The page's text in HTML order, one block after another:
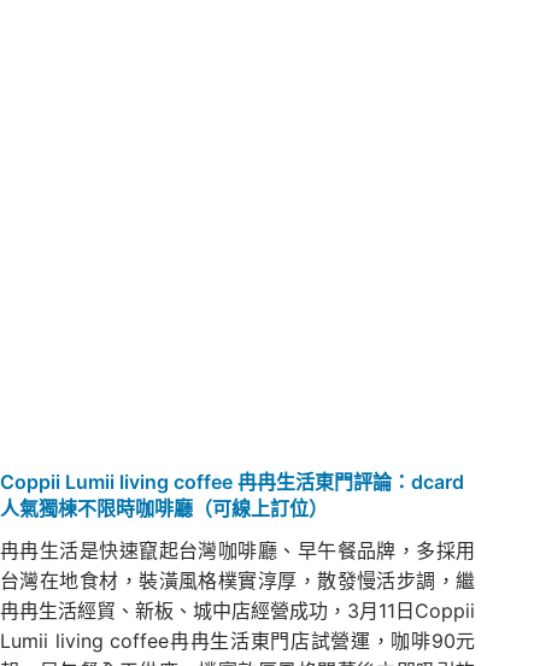
Coppii Lumii living coffee 冉冉生活東門評論：dcard
人氣獨棟不限時咖啡廳（可線上訂位）
冉冉生活是快速竄起台灣咖啡廳、早午餐品牌，多採用
台灣在地食材，裝潢風格樸實淳厚，散發慢活步調，繼
冉冉生活經貿、新板、城中店經營成功，3月11日Coppii
Lumii living coffee冉冉生活東門店試營運，咖啡90元